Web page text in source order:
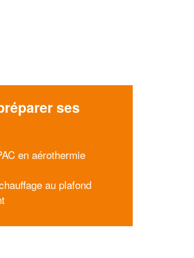
ses
en aérothermie
au plafond